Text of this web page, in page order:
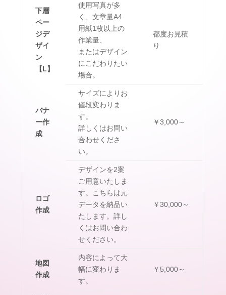
下層
ペー
ジデ
ザイ
ン
【L】
使用写真が多
く、文章量A4
用紙1枚以上の
作業量、
またはデザイン
にこだわりたい
場合。
都度お見積
り
バナ
ー作
成
サイズによりお
値段変わりま
す。
詳しくはお問い
合わせくださ
い。
￥3,000～
ロゴ
作成
デザインを2案
ご用意いたしま
す。こちらは元
データを納品い
たします。詳し
くはお問い合わ
せください。
￥30,000～
地図
作成
内容によって大
幅に変わりま
す。
￥5,000～